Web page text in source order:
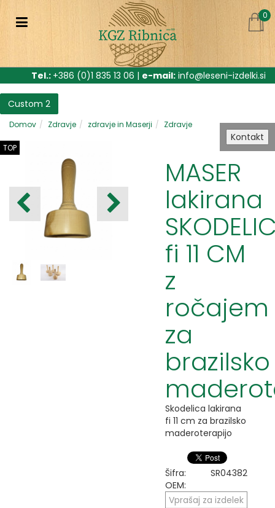
Kontakt
0
Tel.: +386 (0)1 835 13 06 | e-mail: info@leseni-izdelki.si
Custom 2
Domov Zdravje zdravje in Maserji Zdravje
TOP
MASER
lakirana
fi 11 CM
z
ročajem
za
brazilsko
Skodelica lakirana
fi 11 cm za brazilsko
maderoterapijo
Šifra:
SR04382
OEM:
Vprašaj za izdelek